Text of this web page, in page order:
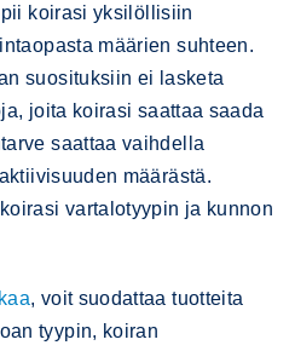
koirasi yksilöllisiin
määrien suhteen.
suosituksiin ei lasketa
joita koirasi saattaa saada
saattaa vaihdella
määrästä.
vartalotyypin ja kunnon
, voit suodattaa tuotteita
tyypin, koiran